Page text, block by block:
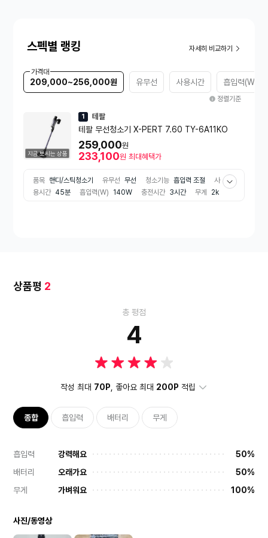
스펙별 랭킹 자세히 비교하기
가격대
209,000~256,000원 유무선 사용시간 흡입력(W)
정렬기준
지금 보시는 상품
1 테팔
테팔 무선청소기 X-PERT 7.60 TY-6A11KO
259,000원
233,100원 최대혜택가
품목 핸디/스틱청소기 유무선 무선 청소기능 흡입력 조절
사
용시간 45분 흡입력(W) 140W 충전시간 3시간 무게
2k
상품평 2
총 평점
4
작성 최대 70P , 좋아요 최대 200P 적립
종합 흡입력 배터리 무게
흡입력 강력해요
50%
배터리
오래가요
50%
무게
가벼워요 100%
사진/동영상